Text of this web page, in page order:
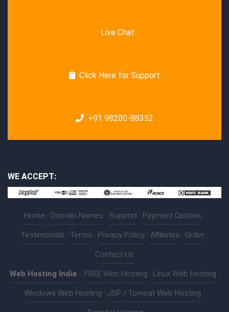
Live Chat
Click Here for Support
+91 98280-88352
WE ACCEPT:
Home Domain Names Support Payment Options
Testimonials Terms Privacy Policy Affiliates Order
Contact Us
Web Hosting India FREE Web Hosting Linux Web Hosting
Windows Web Hosting JSP / Tomcat Web Hosting